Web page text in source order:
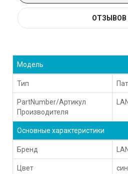
ОТЗЫВОВ
Модель
Тип
PartNumber/Артикул
Производителя
Основные характеристики
Бренд
Цвет